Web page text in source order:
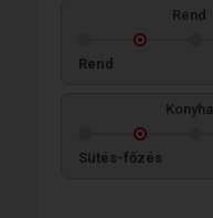
Rend
Rend
Konyha
Sütés-főzés